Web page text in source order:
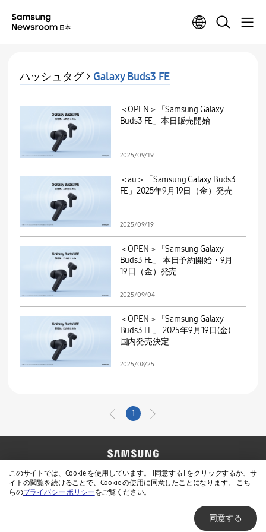
このサイトでは、Cookie を使用しています。 [同意する] をクリックするか、サ
イトの閲覧を続けることで、Cookie の使用に同意したことになります。 こち
らのプライバシー ポリシーをご覧ください。
同意する
ハッシュタグ > Galaxy Buds3 FE
＜OPEN＞「Samsung Galaxy
Buds3 FE」本日販売開始
2025/09/19
＜au＞「Samsung Galaxy Buds3
FE」2025年9月19日（金）発売
2025/09/19
＜OPEN＞「Samsung Galaxy
Buds3 FE」 本日予約開始・9月
19日（金）発売
2025/09/04
＜OPEN＞「Samsung Galaxy
Buds3 FE」 2025年9月19日(金)
国内発売決定
2025/08/25
1
お問い合わせ
Samsung公式サイト
免責事項
個人情報保護方針